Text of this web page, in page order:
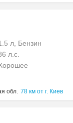
л, Бензин
л.с.
обл. 78 км от г. Киев